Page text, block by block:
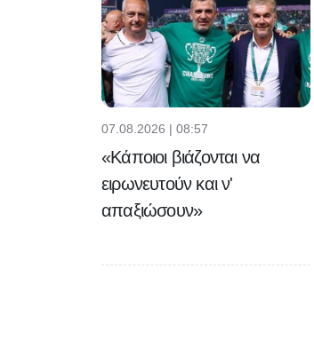
07.08.2026 | 08:57
«Κάποιοι βιάζονται να
ειρωνευτούν και ν'
απαξιώσουν»